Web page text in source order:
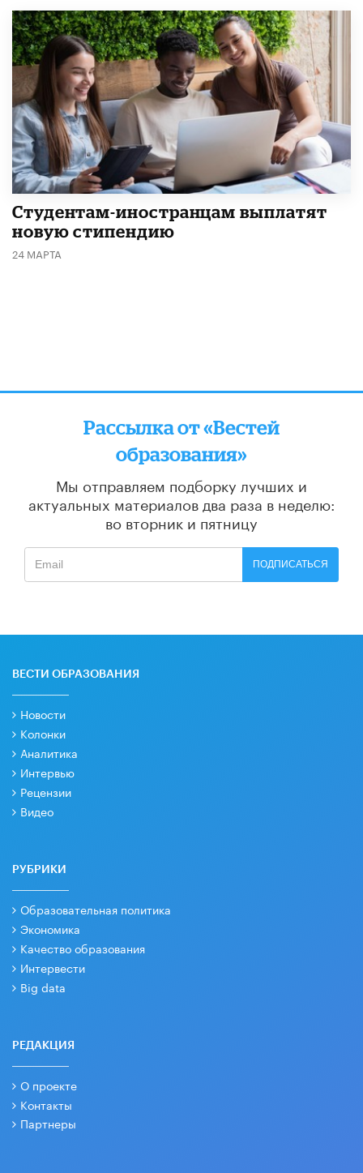
Студентам-иностранцам выплатят
новую стипендию
24 МАРТА
Рассылка от «Вестей
образования»
Мы отправляем подборку лучших и
актуальных материалов два раза в неделю:
во вторник и пятницу
ПОДПИСАТЬСЯ
ВЕСТИ ОБРАЗОВАНИЯ
Новости
Колонки
Аналитика
Интервью
Рецензии
Видео
РУБРИКИ
Образовательная политика
Экономика
Качество образования
Интервести
Big data
РЕДАКЦИЯ
О проекте
Контакты
Партнеры